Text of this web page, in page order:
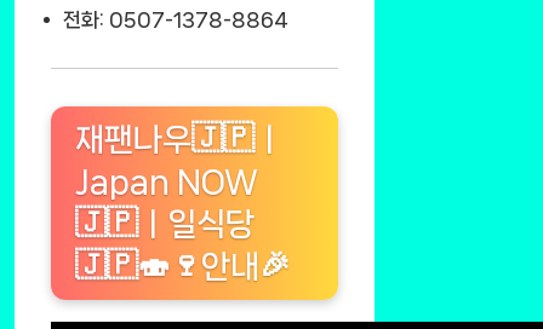
전화: 0507-1378-8864
재팬나우🇯🇵ㅣ
Japan NOW
🇯🇵ㅣ일식당
🇯🇵🍣🍷안내🎉